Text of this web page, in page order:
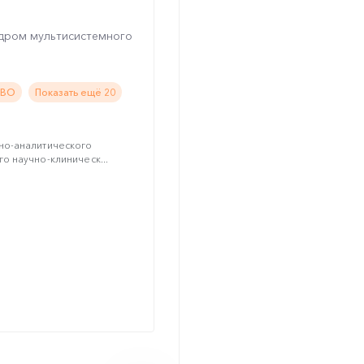
мультисистемного
ВО Показать ещё 20
аналитического
научно-клиническ...